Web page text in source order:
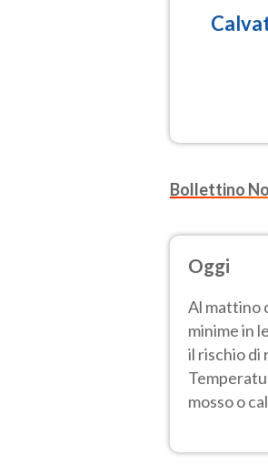
Bollettino
Oggi
Al mattino
minime in
il rischio di
mosso o